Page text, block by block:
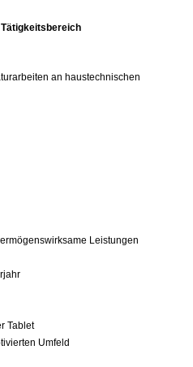
an haustechnischen
Leistungen
Tablet
Umfeld